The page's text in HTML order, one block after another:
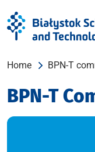
Home BPN-T
BPN-T